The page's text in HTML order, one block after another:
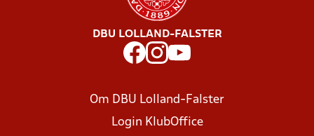
DBU LOLLAND-FALSTER
Om DBU Lolland-Falster
Login KlubOffice